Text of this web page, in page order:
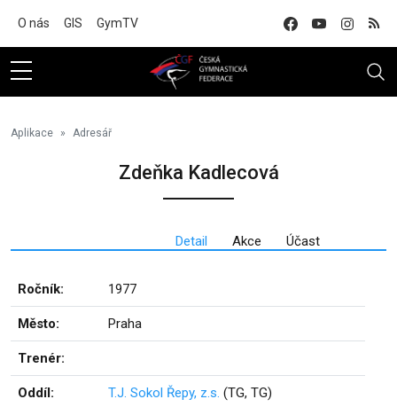
O nás GIS GymTV
Aplikace Adresář
Zdeňka Kadlecová
Detail Akce Účast
Ročník: 1977
Město: Praha
Trenér:
Oddíl: T.J. Sokol Řepy, z.s. (TG, TG)